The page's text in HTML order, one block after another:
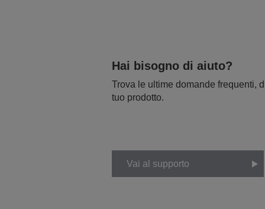
Hai bisogno di aiuto?
Trova le ultime domande frequenti,
tuo prodotto.
Vai al supporto